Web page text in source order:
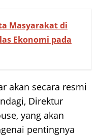
Masyarakat di
Ekonomi pada
akan secara resmi
Direktur
yang akan
pentingnya